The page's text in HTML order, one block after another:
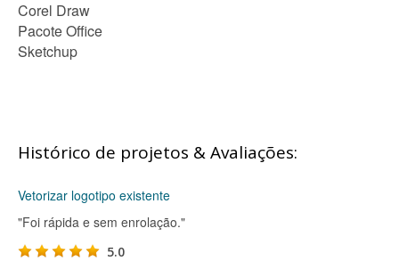
Corel Draw
Pacote Office
Sketchup
Histórico de projetos & Avaliações:
Vetorizar logotipo existente
"Foi rápida e sem enrolação."
5.0